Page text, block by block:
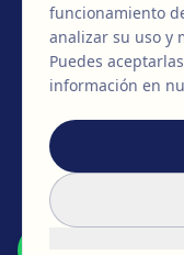
2026 Clínica EGOS —
Aviso LegalPolítica de
funcionamiento
analizar su uso y
Puedes
información en